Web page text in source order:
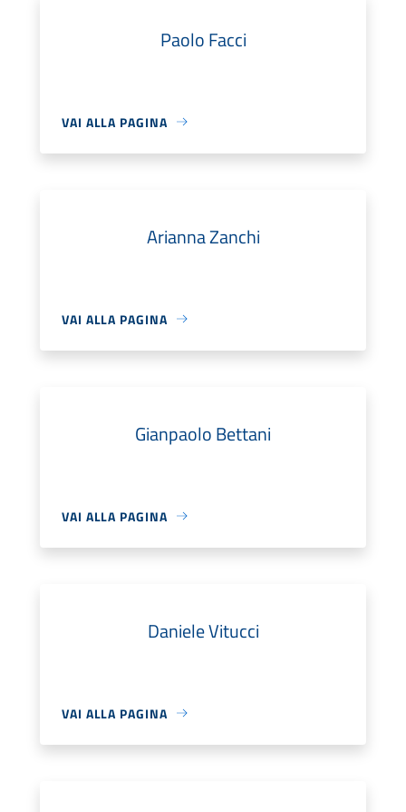
Paolo Facci
VAI ALLA PAGINA
Arianna Zanchi
VAI ALLA PAGINA
Gianpaolo Bettani
VAI ALLA PAGINA
Daniele Vitucci
VAI ALLA PAGINA